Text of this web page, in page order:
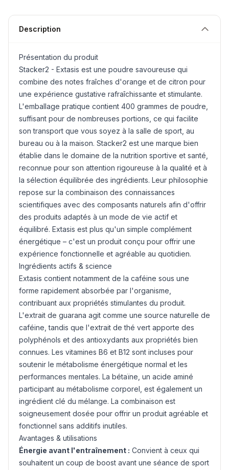
Description
Présentation du produit
Stacker2 - Extasis est une poudre savoureuse qui
combine des notes fraîches d'orange et de citron pour
une expérience gustative rafraîchissante et stimulante.
L'emballage pratique contient 400 grammes de poudre,
suffisant pour de nombreuses portions, ce qui facilite
son transport que vous soyez à la salle de sport, au
bureau ou à la maison. Stacker2 est une marque bien
établie dans le domaine de la nutrition sportive et santé,
reconnue pour son attention rigoureuse à la qualité et à
la sélection équilibrée des ingrédients. Leur philosophie
repose sur la combinaison des connaissances
scientifiques avec des composants naturels afin d'offrir
des produits adaptés à un mode de vie actif et
équilibré. Extasis est plus qu'un simple complément
énergétique – c'est un produit conçu pour offrir une
expérience fonctionnelle et agréable au quotidien.
Ingrédients actifs & science
Extasis contient notamment de la caféine sous une
forme rapidement absorbée par l'organisme,
contribuant aux propriétés stimulantes du produit.
L'extrait de guarana agit comme une source naturelle de
caféine, tandis que l'extrait de thé vert apporte des
polyphénols et des antioxydants aux propriétés bien
connues. Les vitamines B6 et B12 sont incluses pour
soutenir le métabolisme énergétique normal et les
performances mentales. La bétaïne, un acide aminé
participant au métabolisme corporel, est également un
ingrédient clé du mélange. La combinaison est
soigneusement dosée pour offrir un produit agréable et
fonctionnel sans additifs inutiles.
Avantages & utilisations
Énergie avant l'entraînement : Convient à ceux qui
souhaitent un coup de boost avant une séance de sport